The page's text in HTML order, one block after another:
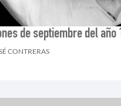
de septiembre del año
CONTRERAS